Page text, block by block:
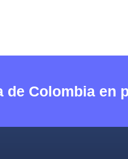
de Colombia en